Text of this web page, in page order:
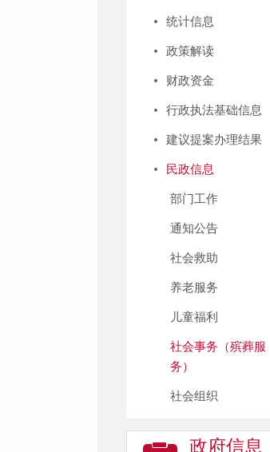
统计信息
政策解读
财政资金
行政执法基础信息
建议提案办理结果
民政信息
部门工作
通知公告
社会救助
养老服务
儿童福利
社会事务（殡葬服
务）
社会组织
政府信息